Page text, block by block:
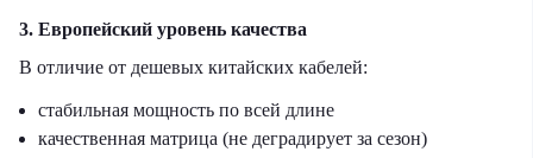
3. Европейский уровень качества
В отличие от дешевых китайских кабелей:
стабильная мощность по всей длине
качественная матрица (не деградирует за сезон)